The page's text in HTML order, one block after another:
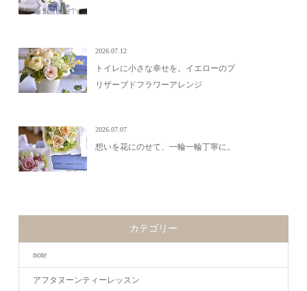
2026.07.12
トイレに小さな幸せを。イエローのプ
リザーブドフラワーアレンジ
2026.07.07
想いを花にのせて、一輪一輪丁寧に。
カテゴリー
note
アフタヌーンティーレッスン